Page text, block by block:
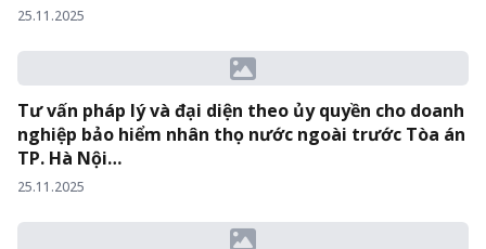
25.11.2025
Tư vấn pháp lý và đại diện theo ủy quyền cho doanh
nghiệp bảo hiểm nhân thọ nước ngoài trước Tòa án
TP. Hà Nội…
25.11.2025